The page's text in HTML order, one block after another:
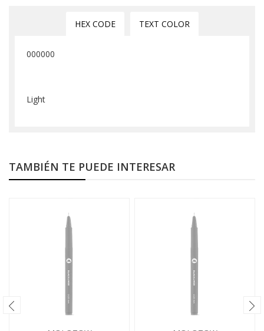
HEX CODE TEXT COLOR
000000
Light
TAMBIÉN TE PUEDE INTERESAR